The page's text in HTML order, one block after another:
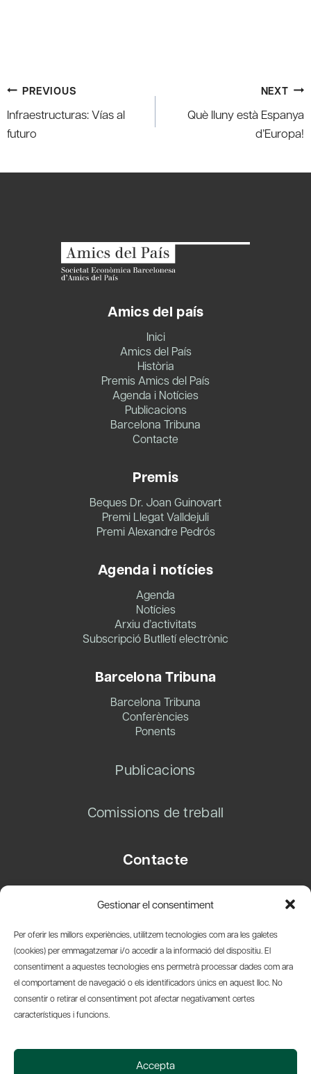
Gestionar el consentiment
Per oferir les millors experiències, utilitzem tecnologies com ara les galetes
(cookies) per emmagatzemar i/o accedir a la informació del dispositiu. El
consentiment a aquestes tecnologies ens permetrà processar dades com ara
el comportament de navegació o els identificadors únics en aquest lloc. No
consentir o retirar el consentiment pot afectar negativament certes
característiques i funcions.
Accepta
Post
navigation
PREVIOUS
Infraestructuras: Vías al
futuro
NEXT
Què lluny està Espanya
d’Europa!
Amics del país
Inici
Amics del País
Història
Premis Amics del País
Agenda i Notícies
Publicacions
Barcelona Tribuna
Contacte
Premis
Beques Dr. Joan Guinovart
Premi Llegat Valldejuli
Premi Alexandre Pedrós
Agenda i notícies
Agenda
Notícies
Arxiu d’activitats
Subscripció Butlletí electrònic
Barcelona Tribuna
Barcelona Tribuna
Conferències
Ponents
Publicacions
Comissions de treball
Contacte
08003 Barcelona
info@amicsdelpais.com
Suscripció Newsletter
© 2026 Societat Econòmica Barcelonesa d'Amics del País